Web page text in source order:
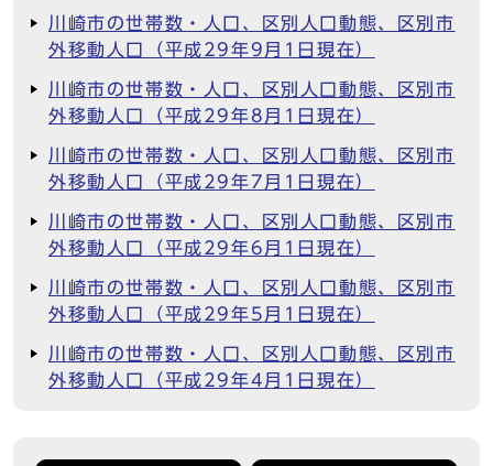
川崎市の世帯数・人口、区別人口動態、区別市
外移動人口（平成29年9月1日現在）
川崎市の世帯数・人口、区別人口動態、区別市
外移動人口（平成29年8月1日現在）
川崎市の世帯数・人口、区別人口動態、区別市
外移動人口（平成29年7月1日現在）
川崎市の世帯数・人口、区別人口動態、区別市
外移動人口（平成29年6月1日現在）
川崎市の世帯数・人口、区別人口動態、区別市
外移動人口（平成29年5月1日現在）
川崎市の世帯数・人口、区別人口動態、区別市
外移動人口（平成29年4月1日現在）